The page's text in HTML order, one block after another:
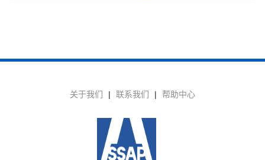
关于我们 | 联系我们 | 帮助中心